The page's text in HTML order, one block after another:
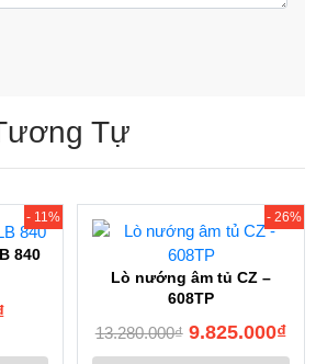
Tự
- 11%
840
- 26%
Lò nướng âm tủ CZ –
608TP
13.280.000₫ 9.825.000₫